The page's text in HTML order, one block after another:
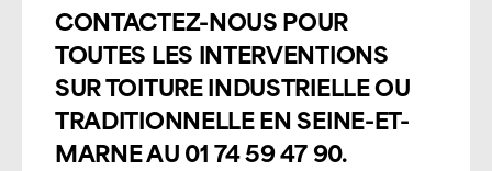
CONTACTEZ-NOUS POUR
TOUTES LES INTERVENTIONS
SUR TOITURE INDUSTRIELLE OU
TRADITIONNELLE EN SEINE-ET-
MARNE AU 01 74 59 47 90.